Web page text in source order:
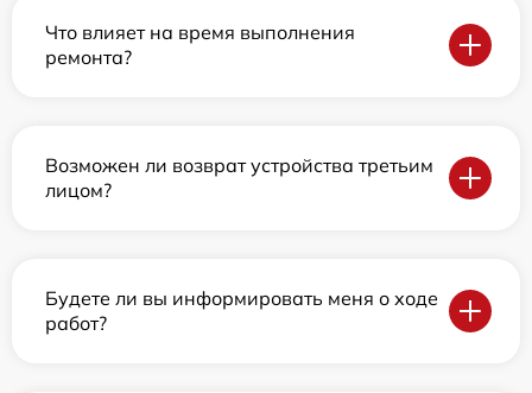
Что влияет на время выполнения
ремонта?
Возможен ли возврат устройства третьим
лицом?
Будете ли вы информировать меня о ходе
работ?